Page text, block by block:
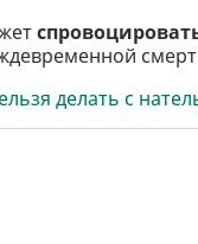
делать с